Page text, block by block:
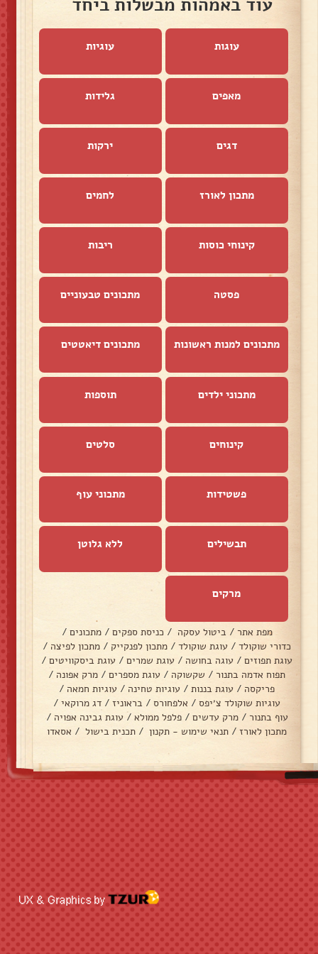
עוד באמהות מבשלות ביחד
עוגות עוגיות
מאפים גלידות
דגים ירקות
מתכון לאורז לחמים
קינוחי כוסות ריבות
פסטה מתכונים טבעוניים
מתכונים למנות ראשונות מתכונים דיאטטים
מתכוני ילדים תוספות
קינוחים סלטים
פשטידות מתכוני עוף
תבשילים ללא גלוטן
מרקים
מפת אתר / ביטול עסקה / כניסת ספקים / מתכונים /
כדורי שוקולד / עוגת שוקולד / מתכון לפנקייק / מתכון לפיצה /
עוגת תפוזים / עוגה בחושה / עוגת שמרים / עוגת ביסקוויטים /
תפוח אדמה בתנור / שקשוקה / עוגת מספרים / מרק אפונה /
פריקסה / עוגת בננות / עוגיות טחינה / עוגיות חמאה /
עוגיות שוקולד צ׳יפס / אלפחורס / בראוניז / דג מרוקאי /
עוף בתנור / מרק עדשים / פלפל ממולא / עוגת גבינה אפויה /
מתכון לאורז / תנאי שימוש - תקנון / תכנית בישול / אסאדו